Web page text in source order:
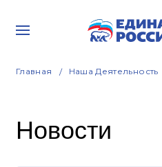
Главная Наша Деятельность
Новости